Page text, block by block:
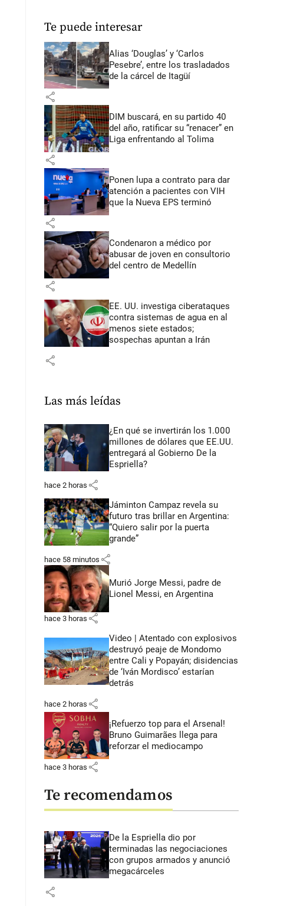
Te puede interesar
Alias ‘Douglas’ y ‘Carlos
Pesebre’, entre los trasladados
de la cárcel de Itagüí
share
DIM buscará, en su partido 40
del año, ratificar su “renacer” en
Liga enfrentando al Tolima
share
Ponen lupa a contrato para dar
atención a pacientes con VIH
que la Nueva EPS terminó
share
Condenaron a médico por
abusar de joven en consultorio
del centro de Medellín
share
EE. UU. investiga ciberataques
contra sistemas de agua en al
menos siete estados;
sospechas apuntan a Irán
share
Las más leídas
¿En qué se invertirán los 1.000
millones de dólares que EE.UU.
entregará al Gobierno De la
Espriella?
hace 2 horas share
Jáminton Campaz revela su
futuro tras brillar en Argentina:
“Quiero salir por la puerta
grande”
hace 58 minutos share
Murió Jorge Messi, padre de
Lionel Messi, en Argentina
hace 3 horas share
Video | Atentado con explosivos
destruyó peaje de Mondomo
entre Cali y Popayán; disidencias
de ‘Iván Mordisco’ estarían
detrás
hace 2 horas share
¡Refuerzo top para el Arsenal!
Bruno Guimarães llega para
reforzar el mediocampo
hace 3 horas share
Te recomendamos
De la Espriella dio por
terminadas las negociaciones
con grupos armados y anunció
megacárceles
share